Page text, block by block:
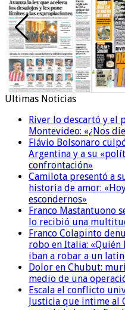
Ultimas Noticias
River lo descartó y el
Montevideo: «¿Nos
Flávio Bolsonaro
Argentina y a su
confrontación»
Camilota presentó a
historia de amor:
escondernos»
Franco Mastantuono
lo recibió una
Franco Colapinto
robo en Italia:
iban a robar a un
Dolor en Chubut:
medio de una
Escala el conflicto
Justicia que intime al